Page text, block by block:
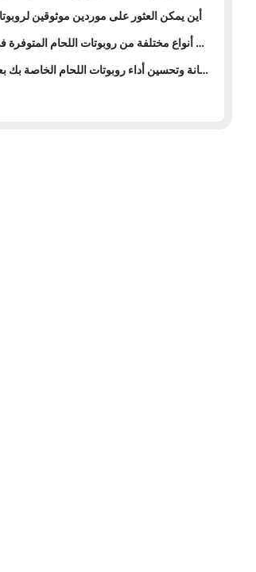
- أين يمكن العثور على موردين موثوقين
- مقارنة أنواع مختلفة من روبوتات اللحام المتوفرة في السوق
- نصائح لصيانة وتحسين أداء روبوتات اللحام الخاصة بك بعد الشراء